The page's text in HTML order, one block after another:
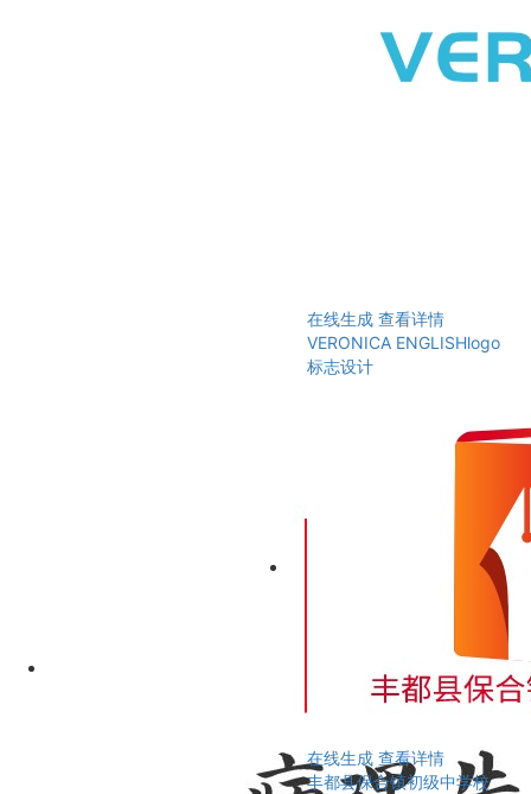
在线生成 查看详情
VERONICA ENGLISHlogo
标志设计
在线生成 查看详情
丰都县保合镇初级中学校